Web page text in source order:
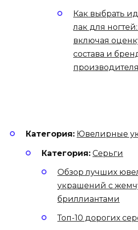
Как выбрать
лак для
включая
состава и
производителя
Категория: Ювелирные
Категория: Серьги
Обзор лучших
украшений с
бриллиантами
Топ-10 дорогих